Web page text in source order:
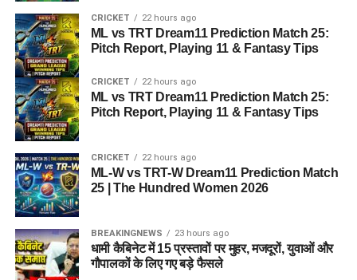
CRICKET 22 hours ago
ML vs TRT Dream11 Prediction Match 25:
Pitch Report, Playing 11 & Fantasy Tips
CRICKET 22 hours ago
ML vs TRT Dream11 Prediction Match 25:
Pitch Report, Playing 11 & Fantasy Tips
CRICKET 22 hours ago
ML-W vs TRT-W Dream11 Prediction Match
25 | The Hundred Women 2026
BREAKINGNEWS 23 hours ago
धामी कैबिनेट में 15 प्रस्तावों पर मुहर, मजदूरों, युवाओं और
गौपालकों के लिए गए बड़े फैसले